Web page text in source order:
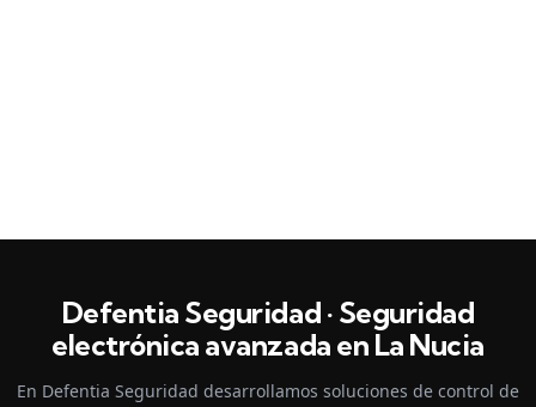
Defentia Seguridad · Seguridad
electrónica avanzada en La Nucia
En Defentia Seguridad desarrollamos soluciones de control de